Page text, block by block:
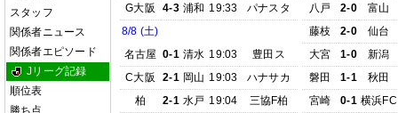
スタッフ
関係者ニュース
関係者エピソード
Jリーグ記録
順位表
勝ち点
G大阪
4-3 浦和 19:33
パナスタ
8/8 (土)
名古屋 0-1 清水 19:03
豊田ス
C大阪
2-1 岡山 19:03
ハナサカ
柏
2-1 水戸 19:04
三協F柏
八戸
2-0
富山
藤枝
2-0
仙台
大宮
1-0
新潟
磐田
1-1
秋田
宮崎
0-1 横浜FC